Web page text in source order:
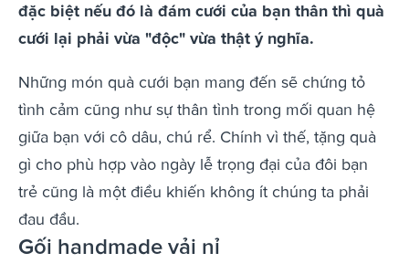
đặc biệt nếu đó là đám cưới của bạn thân thì quà
cưới lại phải vừa "độc" vừa thật ý nghĩa.
Những món quà cưới bạn mang đến sẽ chứng tỏ
tình cảm cũng như sự thân tình trong mối quan hệ
giữa bạn với cô dâu, chú rể. Chính vì thế, tặng quà
gì cho phù hợp vào ngày lễ trọng đại của đôi bạn
trẻ cũng là một điều khiến không ít chúng ta phải
đau đầu.
Gối handmade vải nỉ